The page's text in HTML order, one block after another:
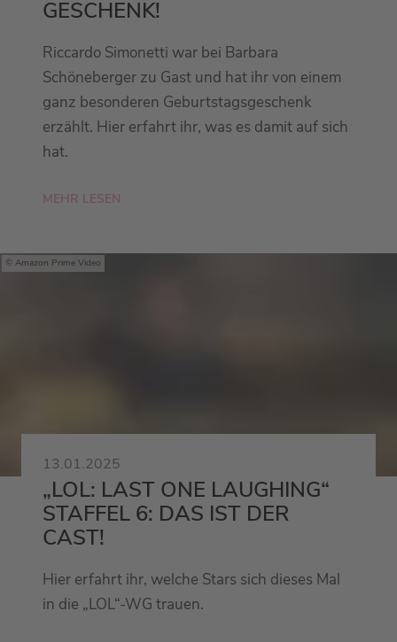
GESCHENK!
Riccardo Simonetti war bei Barbara
Schöneberger zu Gast und hat ihr von einem
ganz besonderen Geburtstagsgeschenk
erzählt. Hier erfahrt ihr, was es damit auf sich
hat.
MEHR LESEN
Amazon Prime Video
13.01.2025
„LOL: LAST ONE LAUGHING“
STAFFEL 6: DAS IST DER
CAST!
Hier erfahrt ihr, welche Stars sich dieses Mal
in die „LOL“-WG trauen.